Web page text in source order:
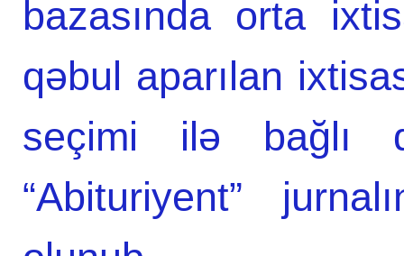
bazasında orta
qəbul aparılan
seçimi ilə bağlı
“Abituriyent”